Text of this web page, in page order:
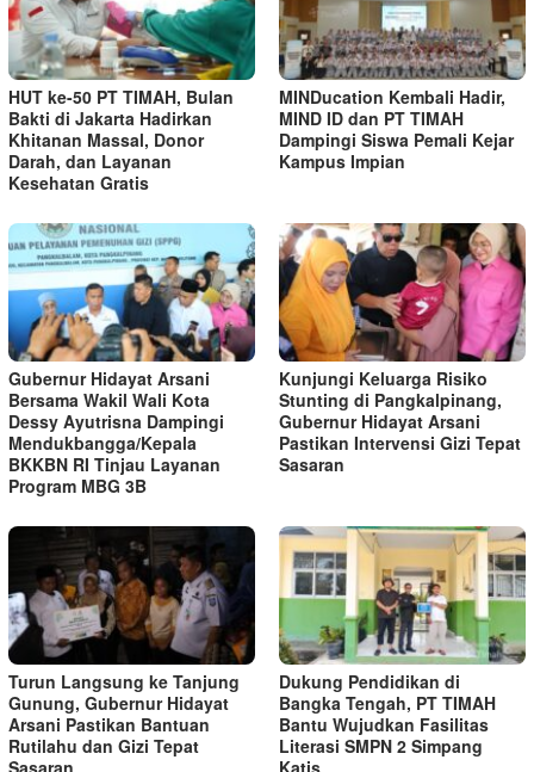
HUT ke-50 PT TIMAH, Bulan
Bakti di Jakarta Hadirkan
Khitanan Massal, Donor
Darah, dan Layanan
Kesehatan Gratis
MINDucation Kembali Hadir,
MIND ID dan PT TIMAH
Dampingi Siswa Pemali Kejar
Kampus Impian
Gubernur Hidayat Arsani
Bersama Wakil Wali Kota
Dessy Ayutrisna Dampingi
Mendukbangga/Kepala
BKKBN RI Tinjau Layanan
Program MBG 3B
Kunjungi Keluarga Risiko
Stunting di Pangkalpinang,
Gubernur Hidayat Arsani
Pastikan Intervensi Gizi Tepat
Sasaran
Turun Langsung ke Tanjung
Gunung, Gubernur Hidayat
Arsani Pastikan Bantuan
Rutilahu dan Gizi Tepat
Dukung Pendidikan di
Bangka Tengah, PT TIMAH
Bantu Wujudkan Fasilitas
Literasi SMPN 2 Simpang